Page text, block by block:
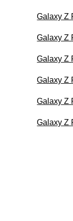
Galaxy Z
Galaxy Z
Galaxy Z
Galaxy Z
Galaxy Z
Galaxy Z